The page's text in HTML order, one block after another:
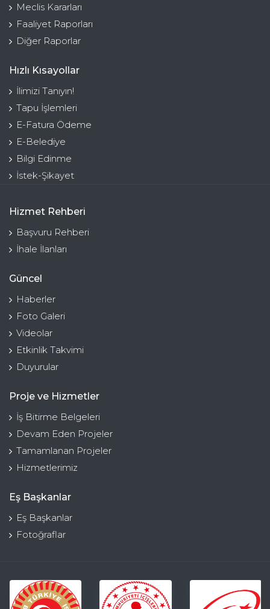
Meclis Kararları
Faaliyet Raporları
Diğer Raporlar
Hızlı Kısayollar
İlimizi Tanıyın!
Tapu İşlemleri
E-Fatura Ödeme
E-Belediye
Bilgi Edinme
İstek-Şikayet
Hizmet Rehberi
Başvuru Rehberi
İhale İlanları
Güncel
Haberler
Foto Galeri
Videolar
Etkinlik Takvimi
Duyurular
Proje ve Hizmetler
İş Bitirme Belgeleri
Devam Eden Projeler
Tamamlanan Projeler
Hizmetlerimiz
Eş Başkanlar
Eş Başkanlar
Fotoğraflar